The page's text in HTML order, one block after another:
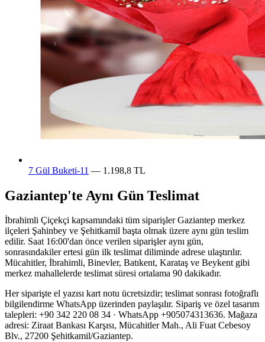
7 Gül Buketi-11 — 1.198,8 TL
Gaziantep'te Aynı Gün Teslimat
İbrahimli Çiçekçi kapsamındaki tüm siparişler Gaziantep merkez
ilçeleri Şahinbey ve Şehitkamil başta olmak üzere aynı gün teslim
edilir. Saat 16:00'dan önce verilen siparişler aynı gün,
sonrasındakiler ertesi gün ilk teslimat diliminde adrese ulaştırılır.
Mücahitler, İbrahimli, Binevler, Batıkent, Karataş ve Beykent gibi
merkez mahallelerde teslimat süresi ortalama 90 dakikadır.
Her siparişte el yazısı kart notu ücretsizdir; teslimat sonrası fotoğraflı
bilgilendirme WhatsApp üzerinden paylaşılır. Sipariş ve özel tasarım
talepleri: +90 342 220 08 34 · WhatsApp +905074313636. Mağaza
adresi: Ziraat Bankası Karşısı, Mücahitler Mah., Ali Fuat Cebesoy
Blv., 27200 Şehitkamil/Gaziantep.